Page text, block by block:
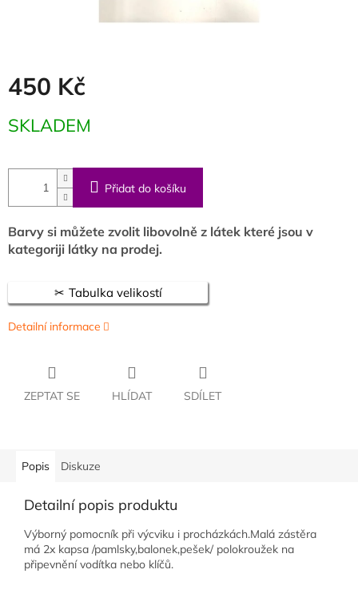
450 Kč
cena:
SKLADEM
Přidat do košíku
Barvy si můžete zvolit libovolně z látek které jsou v
kategoriji látky na prodej.
Tabulka velikostí
Detailní informace
ZEPTAT SE HLÍDAT SDÍLET
Popis Diskuze
Detailní popis produktu
Výborný pomocník při výcviku i procházkách.Malá zástěra
má 2x kapsa /pamlsky,balonek,pešek/ polokroužek na
připevnění vodítka nebo klíčů.